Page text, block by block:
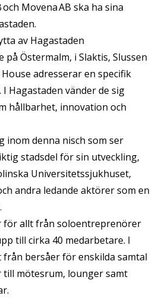
Movena AB ska ha sina
av Hagastaden
på Östermalm, i Slaktis, Slussen
adresserar en specifik
Hagastaden vänder de sig
hållbarhet, innovation och
inom denna nisch som ser
stadsdel för sin utveckling,
Universitetssjukhuset,
andra ledande aktörer som en
för allt från soloentreprenörer
till cirka 40 medarbetare. I
bersåer för enskilda samtal
mötesrum, lounger samt